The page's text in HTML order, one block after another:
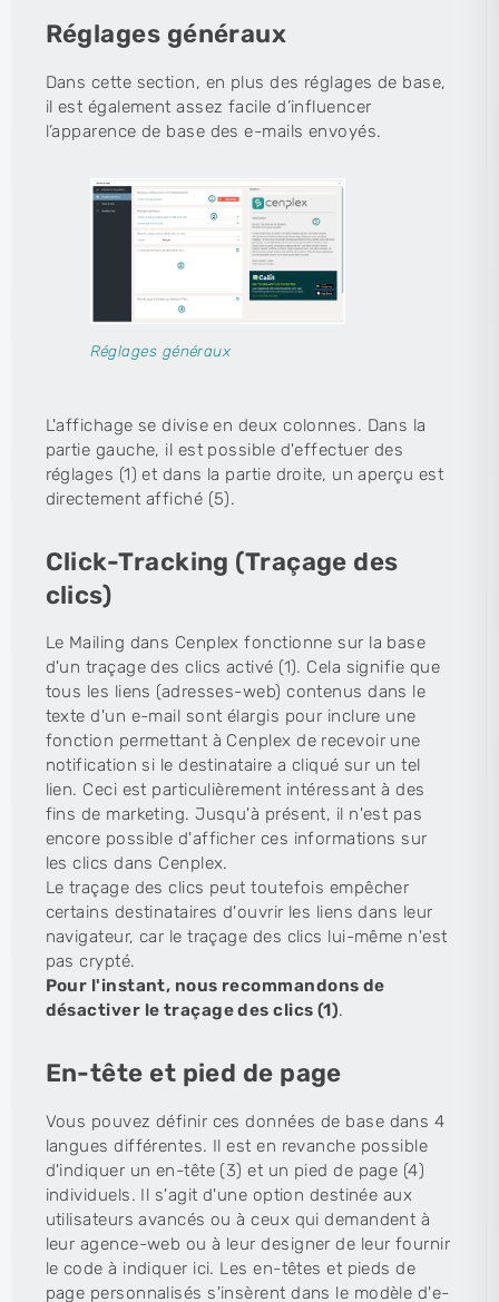
Réglages généraux
Dans cette section, en plus des réglages de base,
il est également assez facile d’influencer
l’apparence de base des e-mails envoyés.
Réglages généraux
L'affichage se divise en deux colonnes. Dans la
partie gauche, il est possible d'effectuer des
réglages (1) et dans la partie droite, un aperçu est
directement affiché (5).
Click-Tracking (Traçage des
clics)
Le Mailing dans Cenplex fonctionne sur la base
d'un traçage des clics activé (1). Cela signifie que
tous les liens (adresses-web) contenus dans le
texte d'un e-mail sont élargis pour inclure une
fonction permettant à Cenplex de recevoir une
notification si le destinataire a cliqué sur un tel
lien. Ceci est particulièrement intéressant à des
fins de marketing. Jusqu'à présent, il n'est pas
encore possible d'afficher ces informations sur
les clics dans Cenplex.
Le traçage des clics peut toutefois empêcher
certains destinataires d'ouvrir les liens dans leur
navigateur, car le traçage des clics lui-même n'est
pas crypté.
Pour l'instant, nous recommandons de
désactiver le traçage des clics (1).
En-tête et pied de page
Vous pouvez définir ces données de base dans 4
langues différentes. Il est en revanche possible
d'indiquer un en-tête (3) et un pied de page (4)
individuels. Il s'agit d'une option destinée aux
utilisateurs avancés ou à ceux qui demandent à
leur agence-web ou à leur designer de leur fournir
le code à indiquer ici. Les en-têtes et pieds de
page personnalisés s'insèrent dans le modèle d'e-